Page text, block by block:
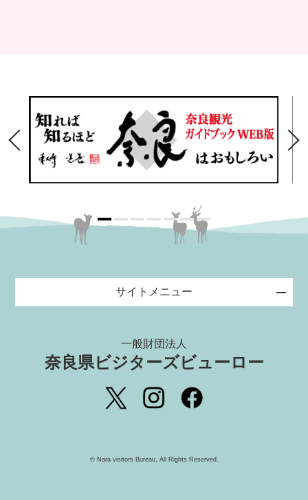
サイトメニュー
一般財団法人
奈良県ビジターズビューロー
©️ Nara visitors Bureau, All Rights Reserved.